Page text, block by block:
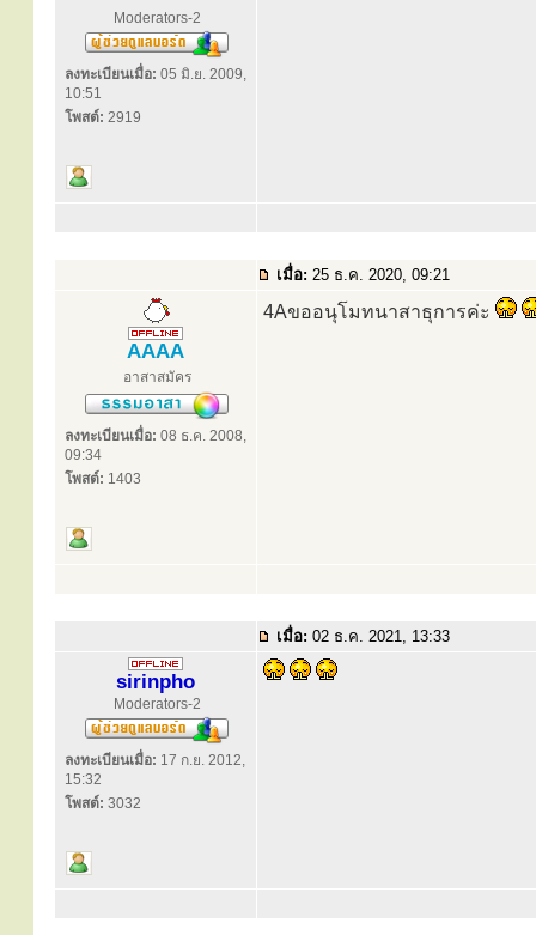
Moderators-2
ลงทะเบียนเมื่อ: 05 มิ.ย. 2009,
10:51
โพสต์: 2919
เมื่อ: 25 ธ.ค. 2020, 09:21
AAAA
อาสาสมัคร
ลงทะเบียนเมื่อ: 08 ธ.ค. 2008,
09:34
โพสต์: 1403
4Aขออนุโมทนาสาธุการค่ะ
เมื่อ: 02 ธ.ค. 2021, 13:33
sirinpho
Moderators-2
ลงทะเบียนเมื่อ: 17 ก.ย. 2012,
15:32
โพสต์: 3032